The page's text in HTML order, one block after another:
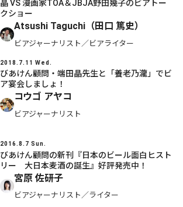
晶 VS 漫画家TOA＆JBJA野田幾子のビアトー
クショー
Atsushi Taguchi（田口 篤史）
ビアジャーナリスト／ビアライター
2018.7.11 Wed.
びあけん顧問・端田晶先生と「養老乃瀧」でビ
ア宴会しましょ！
コウゴ アヤコ
ビアジャーナリスト
2016.8.7 Sun.
びあけん顧問の新刊『日本のビール面白ヒスト
リー 大日本麦酒の誕生』好評発売中！
宮原 佐研子
ビアジャーナリスト／ライター